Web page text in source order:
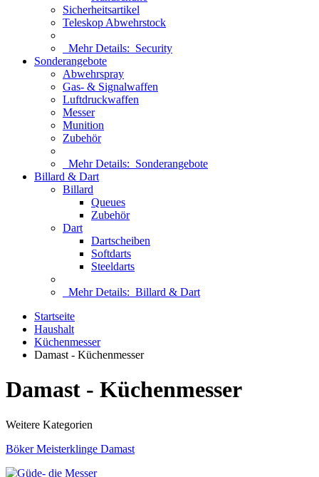
Sicherheitsartikel
Teleskop Abwehrstock
Mehr Details: Security
Sonderangebote
Abwehrspray
Gas- & Signalwaffen
Luftdruckwaffen
Messer
Munition
Zubehör
Mehr Details: Sonderangebote
Billard & Dart
Billard
Queues
Zubehör
Dart
Dartscheiben
Softdarts
Steeldarts
Mehr Details: Billard & Dart
Startseite
Haushalt
Küchenmesser
Damast - Küchenmesser
Damast - Küchenmesser
Weitere Kategorien
Böker Meisterklinge Damast